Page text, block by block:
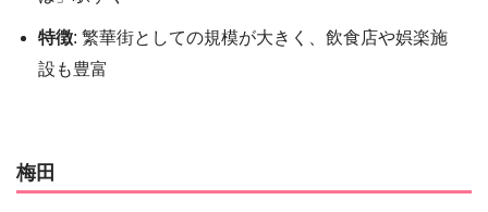
特徴: 繁華街としての規模が大きく、飲食店や娯楽施
設も豊富
梅田